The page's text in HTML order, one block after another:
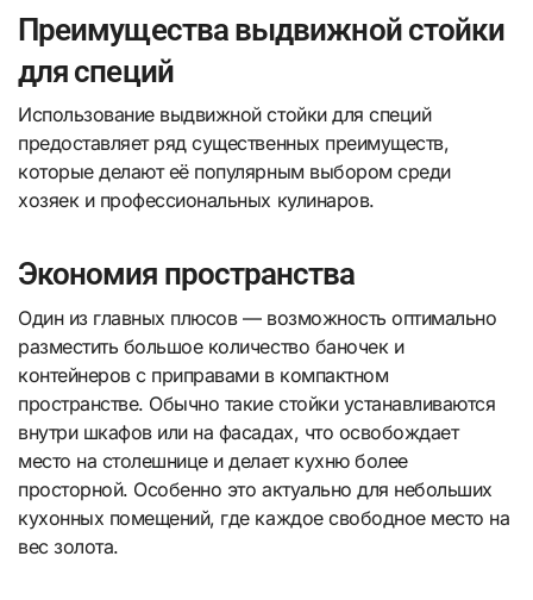
Преимущества выдвижной стойки
для специй
Использование выдвижной стойки для специй
предоставляет ряд существенных преимуществ,
которые делают её популярным выбором среди
хозяек и профессиональных кулинаров.
Экономия пространства
Один из главных плюсов — возможность оптимально
разместить большое количество баночек и
контейнеров с приправами в компактном
пространстве. Обычно такие стойки устанавливаются
внутри шкафов или на фасадах, что освобождает
место на столешнице и делает кухню более
просторной. Особенно это актуально для небольших
кухонных помещений, где каждое свободное место на
вес золота.